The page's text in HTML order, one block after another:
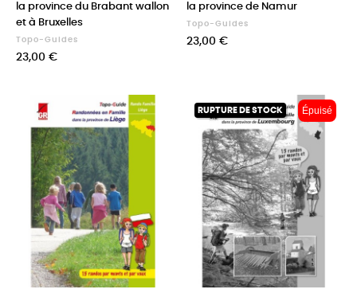
la province du Brabant wallon
et à Bruxelles
Topo-Guides
Prix
23,00 €
la province de Namur
Topo-Guides
Prix
23,00 €
RUPTURE DE STOCK Épuisé